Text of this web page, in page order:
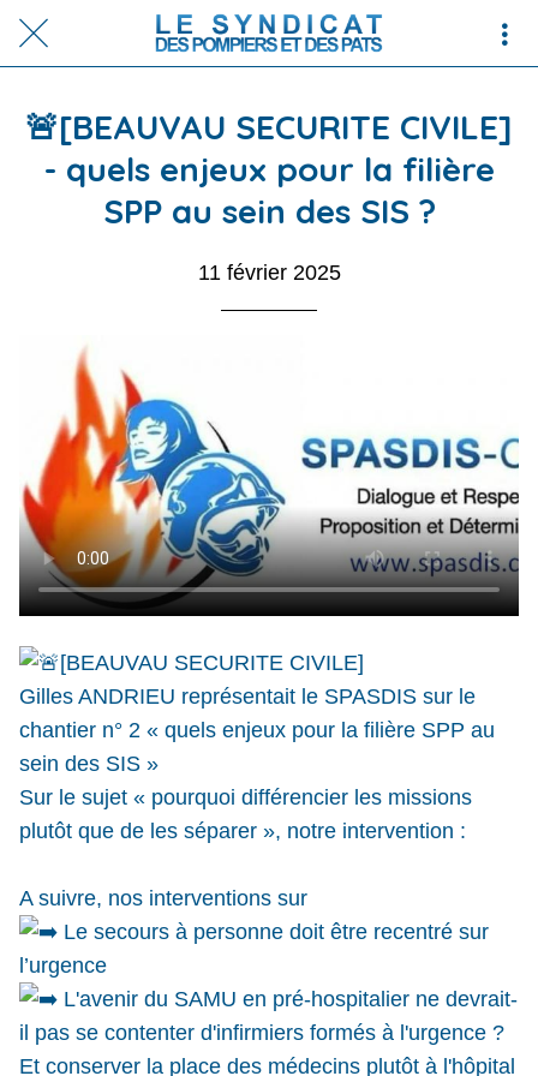
🚨[BEAUVAU SECURITE CIVILE]
- quels enjeux pour la filière
SPP au sein des SIS ?
11 février 2025
[BEAUVAU SECURITE CIVILE]
Gilles ANDRIEU représentait le SPASDIS sur le
chantier n° 2 « quels enjeux pour la filière SPP au
sein des SIS »
Sur le sujet « pourquoi différencier les missions
plutôt que de les séparer », notre intervention :
A suivre, nos interventions sur
Le secours à personne doit être recentré sur
l’urgence
L'avenir du SAMU en pré-hospitalier ne devrait-
il pas se contenter d'infirmiers formés à l'urgence ?
Et conserver la place des médecins plutôt à l'hôpital